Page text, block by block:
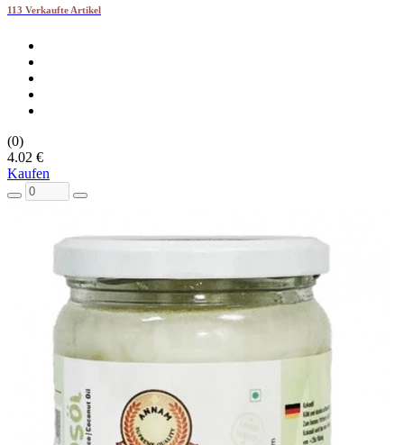
113 Verkaufte Artikel
(0)
4.02 €
Kaufen